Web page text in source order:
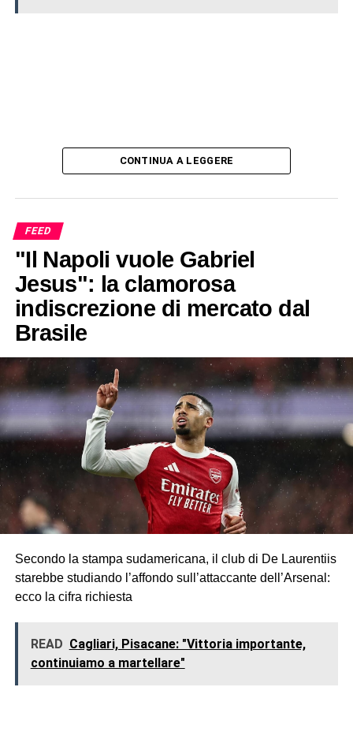
CONTINUA A LEGGERE
FEED
"Il Napoli vuole Gabriel
Jesus": la clamorosa
indiscrezione di mercato dal
Brasile
Secondo la stampa sudamericana, il club di De Laurentiis
starebbe studiando l’affondo sull’attaccante dell’Arsenal:
ecco la cifra richiesta
READ Cagliari, Pisacane: "Vittoria importante,
continuiamo a martellare"